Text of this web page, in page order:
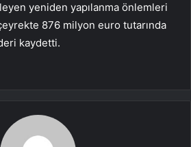
yeniden yapılanma önlemleri
876 milyon euro tutarında
kaydetti.